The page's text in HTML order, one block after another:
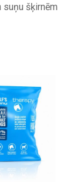
suņu šķirnēm